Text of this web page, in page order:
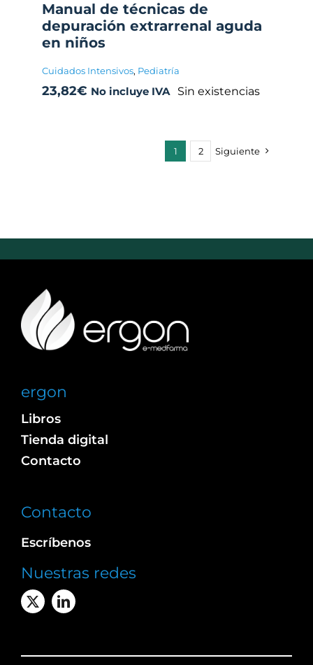
Manual de técnicas de
depuración extrarrenal aguda
en niños
Cuidados Intensivos, Pediatría
23,82€ No incluye IVA Sin existencias
1 2 Siguiente
ergon
Libros
Tienda digital
Contacto
Contacto
Escríbenos
Nuestras redes